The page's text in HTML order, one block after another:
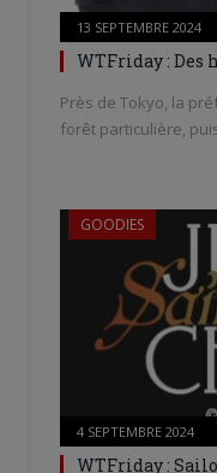
13 SEPTEMBRE 2024
WTFriday : Des
Près de Tokyo, la
forêt particulière,
GOODIES
4 SEPTEMBRE 2024
WTFriday :